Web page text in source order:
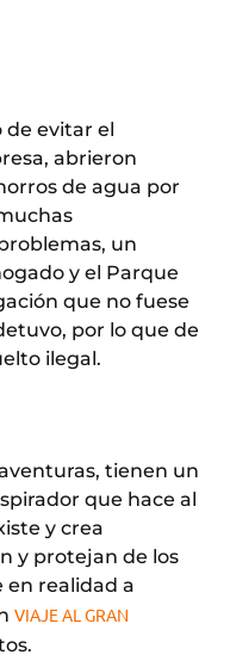
de evitar el
abrieron
de agua por
un
y el Parque
que no fuese
por lo que de
ilegal.
tienen un
que hace al
y crea
y protejan de los
en realidad a
VIAJE AL GRAN